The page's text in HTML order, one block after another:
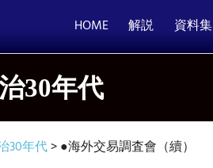
HOME 解説 資料集
30年代
30年代>●海外交易調査會（續）